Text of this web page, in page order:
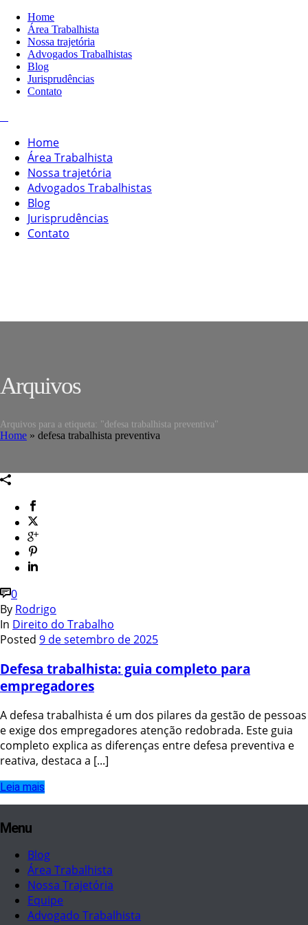
Home
Área Trabalhista
Nossa trajetória
Advogados Trabalhistas
Blog
Jurisprudências
Contato
Home
Área Trabalhista
Nossa trajetória
Advogados Trabalhistas
Blog
Jurisprudências
Contato
Arquivos
Arquivos para a etiqueta: "defesa trabalhista preventiva"
Home » defesa trabalhista preventiva
0
By Rodrigo
In Direito do Trabalho
Posted 9 de setembro de 2025
Defesa trabalhista: guia completo para
empregadores
A defesa trabalhista é um dos pilares da gestão de pessoas
e exige dos empregadores atenção redobrada. Este guia
completo explica as diferenças entre defesa preventiva e
reativa, destaca a [...]
Leia mais
Menu
Blog
Área Trabalhista
Nossa Trajetória
Equipe
Advogado Trabalhista